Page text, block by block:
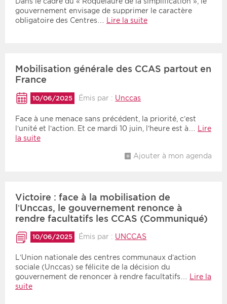
gouvernement envisage de supprimer le caractère
obligatoire des Centres… Lire la suite
Mobilisation générale des CCAS partout en
France
10/06/2025 Émis par : Unccas
Face à une menace sans précédent, la priorité, c’est
l’unité et l’action. Et ce mardi 10 juin, l’heure est à… Lire
la suite
Ajouter à mon agenda
Victoire : face à la mobilisation de
l’Unccas, le gouvernement renonce à
rendre facultatifs les CCAS (Communiqué)
10/06/2025 Émis par : UNCCAS
L’Union nationale des centres communaux d’action
sociale (Unccas) se félicite de la décision du
gouvernement de renoncer à rendre facultatifs…
Lire la
suite